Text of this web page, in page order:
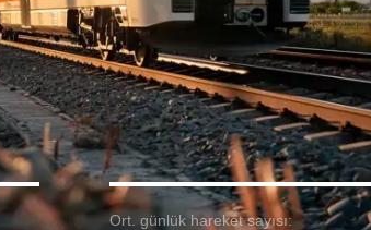
Ort. günlük hareket sayısı: